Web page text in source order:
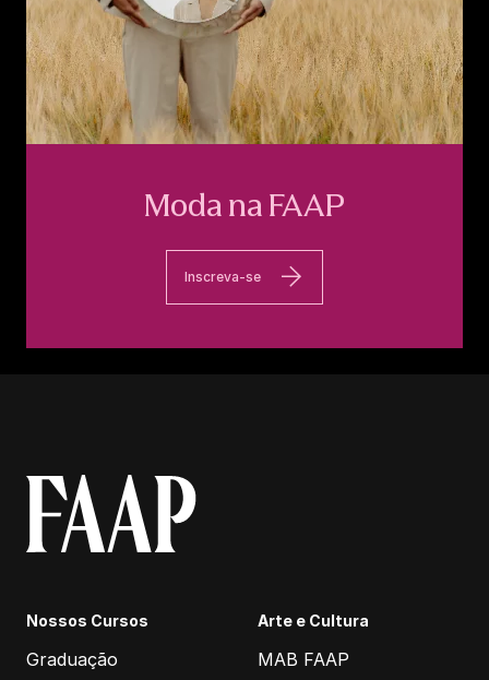
Moda na FAAP
Inscreva-se
Nossos Cursos
Graduação
Arte e Cultura
MAB FAAP